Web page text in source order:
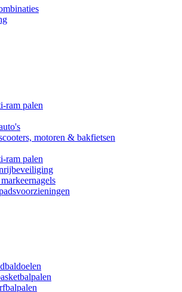
ram palen
motoren & bakfietsen
ram palen